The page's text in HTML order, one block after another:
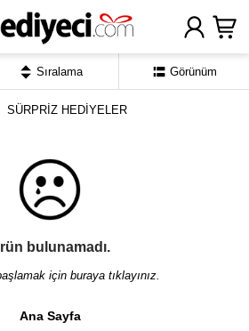
SÜRPRİZ HEDİYELER
bulunamadı.
için buraya tıklayınız.
Ana Sayfa
Sıralama Görünüm